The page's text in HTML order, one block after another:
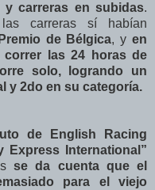
y carreras en subidas.
carreras sí habían
de Bélgica, yen
las 24 horas de
solo, logrando un
y 2do en su categoría.
de English Racing
Express International”
se da cuenta que el
para el viejo